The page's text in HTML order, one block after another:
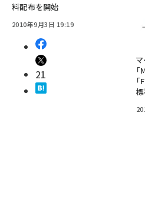
料配布を開始
2010年9月3日 19:19
21